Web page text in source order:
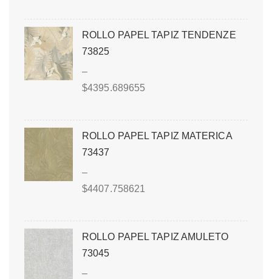
ROLLO PAPEL TAPIZ TENDENZE
73825
–
$4395.689655
ROLLO PAPEL TAPIZ MATERICA
73437
–
$4407.758621
ROLLO PAPEL TAPIZ AMULETO
73045
–